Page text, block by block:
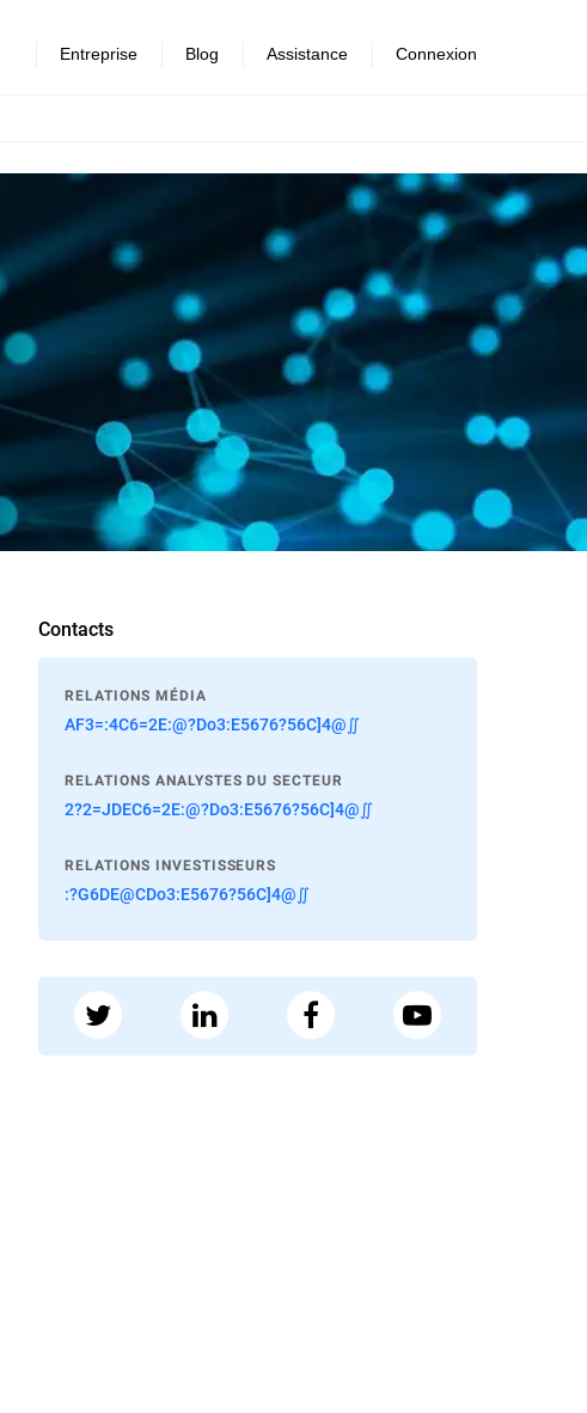
Entreprise Blog Assistance Connexion
Contacts
RELATIONS MÉDIA
AF3=:4C6=2E:@?Do3:E5676?56C]4@∬
RELATIONS ANALYSTES DU SECTEUR
2?2=JDEC6=2E:@?Do3:E5676?56C]4@∬
RELATIONS INVESTISSEURS
:?G6DE@CDo3:E5676?56C]4@∬